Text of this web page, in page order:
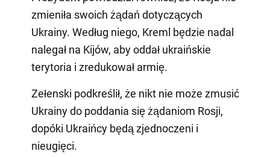
zmieniła swoich żądań dotyczących
Ukrainy. Według niego, Kreml będzie nadal
nalegał na Kijów, aby oddał ukraińskie
terytoria i zredukował armię.
Zełenski podkreślił, że nikt nie może zmusić
Ukrainy do poddania się żądaniom Rosji,
dopóki Ukraińcy będą zjednoczeni i
nieugięci.